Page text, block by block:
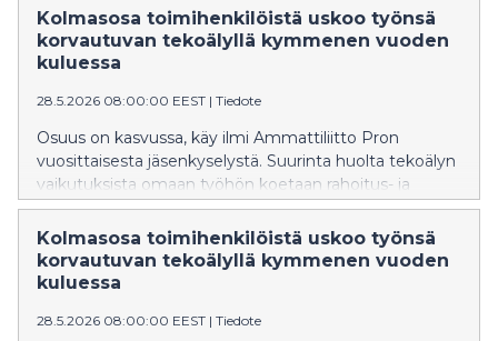
tutkimuksen tekijöitä siitä, että jatkuvatoimisessa
teollisuudessa keskimääräinen viikkotyöaika on jo nyt
35 tuntia viikossa, eikä 40 tuntia viikossa.
Kolmasosa toimihenkilöistä uskoo työnsä
korvautuvan tekoälyllä kymmenen vuoden
kuluessa
28.5.2026 08:00:00 EEST | Tiedote
Osuus on kasvussa, käy ilmi Ammattiliitto Pron
vuosittaisesta jäsenkyselystä. Suurinta huolta tekoälyn
vaikutuksista omaan työhön koetaan rahoitus- ja
vakuutusalalla.
Kolmasosa toimihenkilöistä uskoo työnsä
korvautuvan tekoälyllä kymmenen vuoden
kuluessa
28.5.2026 08:00:00 EEST | Tiedote